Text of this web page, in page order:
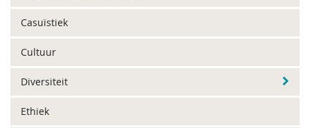
Casuïstiek
Cultuur
Diversiteit
Ethiek